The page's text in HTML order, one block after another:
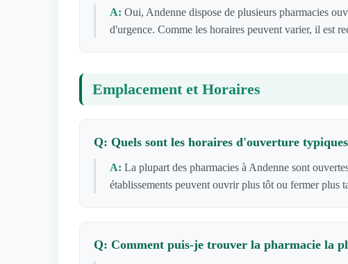
A: Oui, Andenne dispose de plusieurs pharmacies
d'urgence. Comme les horaires peuvent varier, il est
Emplacement et Horaires
Q: Quels sont les horaires d'ouverture
A: La plupart des pharmacies à Andenne sont
établissements peuvent ouvrir plus tôt ou fermer plus
Q: Comment puis-je trouver la pharmacie la